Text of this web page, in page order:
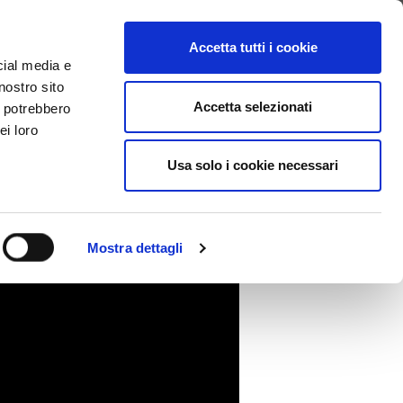
media e
sito
loro
Mostra dettagli
Accetta tutti i cookie
Accetta selezionati
Usa solo i cookie necessari